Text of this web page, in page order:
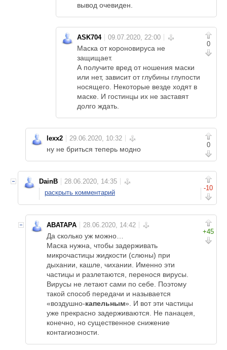
вывод очевиден.
0
ASK704
Маска от короновируса не
защищает.
А получите вред от ношения маски
или нет, зависит от глубины глупости
носящего. Некоторые везде ходят в
маске. И гостинцы их не заставят
долго ждать.
0
lexx2
ну не бриться теперь модно
-10
DainB
раскрыть комментарий
+45
ABATAPA
Да сколько уж можно…
Маска нужна, чтобы задерживать
микрочастицы жидкости (слюны) при
дыхании, кашле, чихании. Именно эти
частицы и разлетаются, перенося вирусы.
Вирусы не летают сами по себе. Поэтому
такой способ передачи и называется
«воздушно-капельным». И вот эти частицы
уже прекрасно задерживаются. Не панацея,
конечно, но существенное снижение
контагиозности.